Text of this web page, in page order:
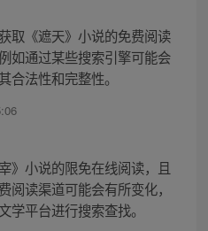
取《遮天》小说的免费阅读
如通过某些搜索引擎可能会
合法性和完整性。
》小说的限免在线阅读，且
阅读渠道可能会有所变化，
学平台进行搜索查找。